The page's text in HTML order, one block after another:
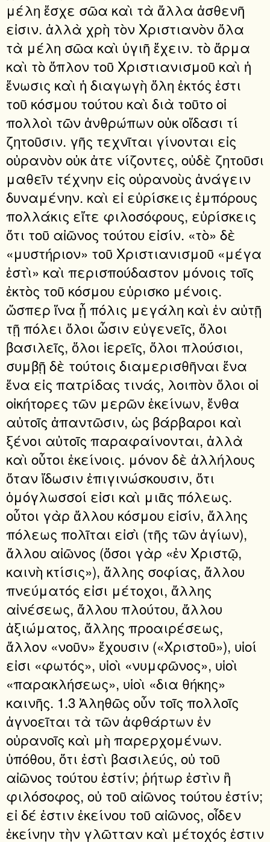
μέλη ἔσχε σῶα καὶ τὰ ἄλλα ἀσθενῆ
εἰσιν. ἀλλὰ χρὴ τὸν Χριστιανὸν ὅλα
τὰ μέλη σῶα καὶ ὑγιῆ ἔχειν. τὸ ἅρμα
καὶ τὸ ὅπλον τοῦ Χριστιανισμοῦ καὶ ἡ
ἕνωσις καὶ ἡ διαγωγὴ ὅλη ἐκτός ἐστι
τοῦ κόσμου τούτου καὶ διὰ τοῦτο οἱ
πολλοὶ τῶν ἀνθρώπων οὐκ οἴδασι τί
ζητοῦσιν. γῆς τεχνῖται γίνονται εἰς
οὐρανὸν οὐκ ἀτε νίζοντες, οὐδὲ ζητοῦσι
μαθεῖν τέχνην εἰς οὐρανοὺς ἀνάγειν
δυναμένην. καὶ εἰ εὑρίσκεις ἐμπόρους
πολλάκις εἴτε φιλοσόφους, εὑρίσκεις
ὅτι τοῦ αἰῶνος τούτου εἰσίν. «τὸ» δὲ
«μυστήριον» τοῦ Χριστιανισμοῦ «μέγα
ἐστὶ» καὶ περισπούδαστον μόνοις τοῖς
ἐκτὸς τοῦ κόσμου εὑρισκο μένοις.
ὥσπερ ἵνα ᾖ πόλις μεγάλη καὶ ἐν αὐτῇ
τῇ πόλει ὅλοι ὦσιν εὐγενεῖς, ὅλοι
βασιλεῖς, ὅλοι ἱερεῖς, ὅλοι πλούσιοι,
συμβῇ δὲ τούτοις διαμερισθῆναι ἕνα
ἕνα εἰς πατρίδας τινάς, λοιπὸν ὅλοι οἱ
οἰκήτορες τῶν μερῶν ἐκείνων, ἔνθα
αὐτοῖς ἀπαντῶσιν, ὡς βάρβαροι καὶ
ξένοι αὐτοῖς παραφαίνονται, ἀλλὰ
καὶ οὗτοι ἐκείνοις. μόνον δὲ ἀλλήλους
ὅταν ἴδωσιν ἐπιγινώσκουσιν, ὅτι
ὁμόγλωσσοί εἰσι καὶ μιᾶς πόλεως.
οὗτοι γὰρ ἄλλου κόσμου εἰσίν, ἄλλης
πόλεως πολῖται εἰσὶ (τῆς τῶν ἁγίων),
ἄλλου αἰῶνος (ὅσοι γὰρ «ἐν Χριστῷ,
καινὴ κτίσις»), ἄλλης σοφίας, ἄλλου
πνεύματός εἰσι μέτοχοι, ἄλλης
αἰνέσεως, ἄλλου πλούτου, ἄλλου
ἀξιώματος, ἄλλης προαιρέσεως,
ἄλλον «νοῦν» ἔχουσιν («Χριστοῦ»), υἱοί
εἰσι «φωτός», υἱοὶ «νυμφῶνος», υἱοὶ
«παρακλήσεως», υἱοὶ «δια θήκης»
καινῆς. 1.3 Ἀληθῶς οὖν τοῖς πολλοῖς
ἀγνοεῖται τὰ τῶν ἀφθάρτων ἐν
οὐρανοῖς καὶ μὴ παρερχομένων.
ὑπόθου, ὅτι ἐστὶ βασιλεύς, οὐ τοῦ
αἰῶνος τούτου ἐστίν; ῥήτωρ ἐστὶν ἢ
φιλόσοφος, οὐ τοῦ αἰῶνος τούτου ἐστίν;
εἰ δέ ἐστιν ἐκείνου τοῦ αἰῶνος, οἶδεν
ἐκείνην τὴν γλῶτταν καὶ μέτοχός ἐστιν